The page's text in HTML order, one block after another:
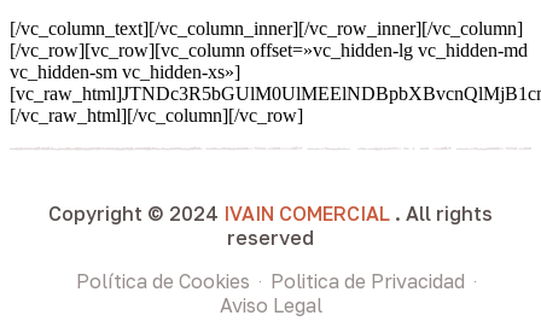
[/vc_column_text][/vc_column_inner][/vc_row_inner][/vc_column]
[/vc_row][vc_row][vc_column offset=»vc_hidden-lg vc_hidden-md
vc_hidden-sm vc_hidden-xs»]
[/vc_raw_html][/vc_column][/vc_row]
Copyright © 2024 IVAIN COMERCIAL . All rights
reserved
Política de Cookies
Politica de Privacidad
Aviso Legal